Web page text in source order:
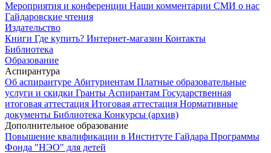
Мероприятия и конференции Наши комментарии СМИ о нас
Гайдаровские чтения
Издательство
Книги Где купить? Интернет-магазин Контакты
Библиотека
Образование
Аспирантура
Об аспирантуре Абитуриентам Платные образовательные
услуги и скидки Гранты Аспирантам Государственная
итоговая аттестация Итоговая аттестация Нормативные
документы Библиотека Конкурсы (архив)
Дополнительное образование
Повышение квалификации в Институте Гайдара Программы
Фонда "НЭО" для детей